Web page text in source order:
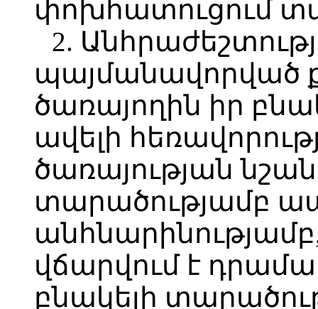
փոխհատուցում
2.
պայմանավորված
ծառայողին իր
ավելի
ծառայության
տարածությամբ
վճարվում է
բնակելի